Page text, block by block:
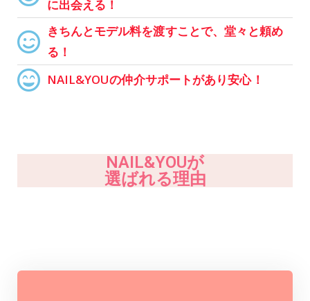
に出会える！
きちんとモデル料を渡すことで、堂々と頼め
る！
NAIL&YOUの仲介サポートがあり安心！
NAIL&YOUが
選ばれる理由